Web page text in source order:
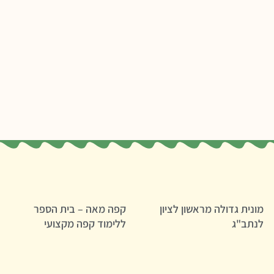
מונית גדולה מראשון לציון
לנתב"ג
קפה מאה – בית הספר
ללימוד קפה מקצועי